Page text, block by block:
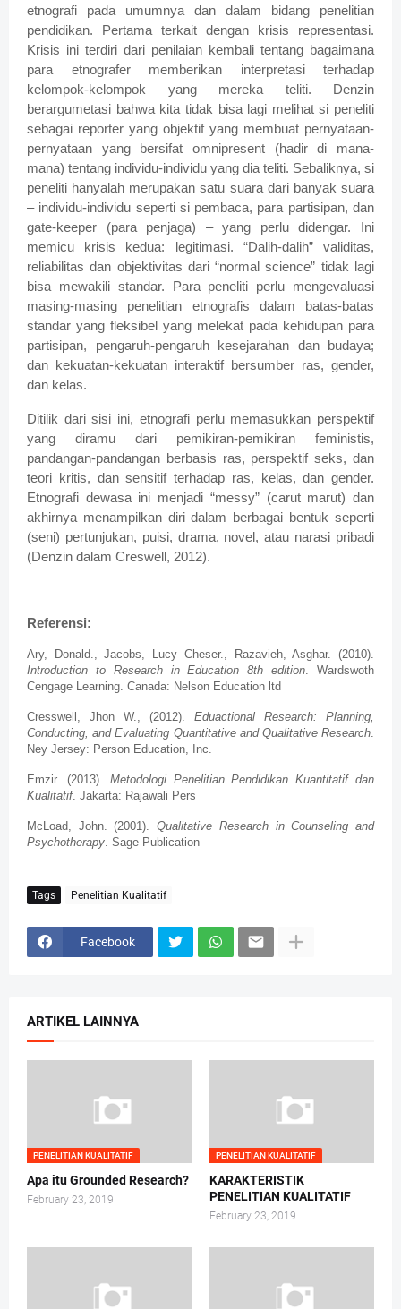
etnografi pada umumnya dan dalam bidang penelitian
pendidikan. Pertama terkait dengan krisis representasi.
Krisis ini terdiri dari penilaian kembali tentang bagaimana
para etnografer memberikan interpretasi terhadap
kelompok-kelompok yang mereka teliti. Denzin
berargumetasi bahwa kita tidak bisa lagi melihat si peneliti
sebagai reporter yang objektif yang membuat pernyataan-
pernyataan yang bersifat omnipresent (hadir di mana-
mana) tentang individu-individu yang dia teliti. Sebaliknya, si
peneliti hanyalah merupakan satu suara dari banyak suara
– individu-individu seperti si pembaca, para partisipan, dan
gate-keeper (para penjaga) – yang perlu didengar. Ini
memicu krisis kedua: legitimasi. “Dalih-dalih” validitas,
reliabilitas dan objektivitas dari “normal science” tidak lagi
bisa mewakili standar. Para peneliti perlu mengevaluasi
masing-masing penelitian etnografis dalam batas-batas
standar yang fleksibel yang melekat pada kehidupan para
partisipan, pengaruh-pengaruh kesejarahan dan budaya;
dan kekuatan-kekuatan interaktif bersumber ras, gender,
dan kelas.
Ditilik dari sisi ini, etnografi perlu memasukkan perspektif
yang diramu dari pemikiran-pemikiran feministis,
pandangan-pandangan berbasis ras, perspektif seks, dan
teori kritis, dan sensitif terhadap ras, kelas, dan gender.
Etnografi dewasa ini menjadi “messy” (carut marut) dan
akhirnya menampilkan diri dalam berbagai bentuk seperti
(seni) pertunjukan, puisi, drama, novel, atau narasi pribadi
(Denzin dalam Creswell, 2012).
Referensi:
Ary, Donald., Jacobs, Lucy Cheser., Razavieh, Asghar. (2010).
Introduction to Research in Education 8th edition. Wardswoth
Cengage Learning. Canada: Nelson Education ltd
Cresswell, Jhon W., (2012). Eduactional Research: Planning,
Conducting, and Evaluating Quantitative and Qualitative Research.
Ney Jersey: Person Education, Inc.
Emzir. (2013). Metodologi Penelitian Pendidikan Kuantitatif dan
Kualitatif. Jakarta: Rajawali Pers
McLoad, John. (2001).Qualitative Research in Counseling and
Psychotherapy. Sage Publication
Tags Penelitian Kualitatif
Facebook
ARTIKEL LAINNYA
PENELITIAN KUALITATIF
Apa itu Grounded Research?
February 23, 2019
PENELITIAN KUALITATIF
KARAKTERISTIK
PENELITIAN KUALITATIF
February 23, 2019